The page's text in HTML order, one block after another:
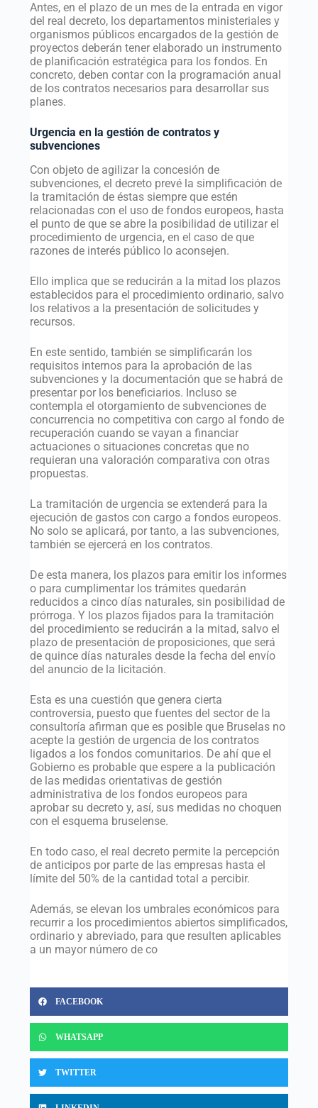
Antes, en el plazo de un mes de la entrada en vigor
del real decreto, los departamentos ministeriales y
organismos públicos encargados de la gestión de
proyectos deberán tener elaborado un instrumento
de planificación estratégica para los fondos. En
concreto, deben contar con la programación anual
de los contratos necesarios para desarrollar sus
planes.
Urgencia en la gestión de contratos y
subvenciones
Con objeto de agilizar la concesión de
subvenciones, el decreto prevé la simplificación de
la tramitación de éstas siempre que estén
relacionadas con el uso de fondos europeos, hasta
el punto de que se abre la posibilidad de utilizar el
procedimiento de urgencia, en el caso de que
razones de interés público lo aconsejen.
Ello implica que se reducirán a la mitad los plazos
establecidos para el procedimiento ordinario, salvo
los relativos a la presentación de solicitudes y
recursos.
En este sentido, también se simplificarán los
requisitos internos para la aprobación de las
subvenciones y la documentación que se habrá de
presentar por los beneficiarios. Incluso se
contempla el otorgamiento de subvenciones de
concurrencia no competitiva con cargo al fondo de
recuperación cuando se vayan a financiar
actuaciones o situaciones concretas que no
requieran una valoración comparativa con otras
propuestas.
La tramitación de urgencia se extenderá para la
ejecución de gastos con cargo a fondos europeos.
No solo se aplicará, por tanto, a las subvenciones,
también se ejercerá en los contratos.
De esta manera, los plazos para emitir los informes
o para cumplimentar los trámites quedarán
reducidos a cinco días naturales, sin posibilidad de
prórroga. Y los plazos fijados para la tramitación
del procedimiento se reducirán a la mitad, salvo el
plazo de presentación de proposiciones, que será
de quince días naturales desde la fecha del envío
del anuncio de la licitación.
Esta es una cuestión que genera cierta
controversia, puesto que fuentes del sector de la
consultoría afirman que es posible que Bruselas no
acepte la gestión de urgencia de los contratos
ligados a los fondos comunitarios. De ahí que el
Gobierno es probable que espere a la publicación
de las medidas orientativas de gestión
administrativa de los fondos europeos para
aprobar su decreto y, así, sus medidas no choquen
con el esquema bruselense.
En todo caso, el real decreto permite la percepción
de anticipos por parte de las empresas hasta el
límite del 50% de la cantidad total a percibir.
Además, se elevan los umbrales económicos para
recurrir a los procedimientos abiertos simplificados,
ordinario y abreviado, para que resulten aplicables
a un mayor número de co
FACEBOOK
WHATSAPP
TWITTER